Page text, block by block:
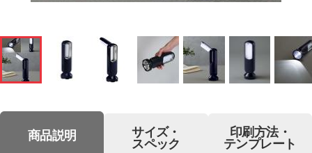
商品説明 サイズ・
スペック
印刷方法・
テンプレート